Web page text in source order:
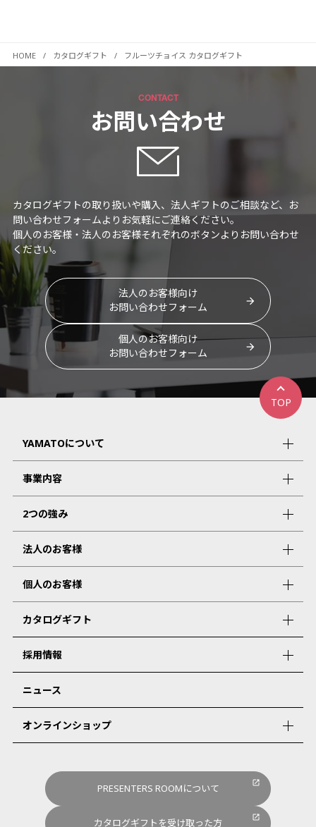
HOME カタログギフト フルーツチョイス カタログギフト
CONTACT
お問い合わせ
カタログギフトの取り扱いや購入、法人ギフトのご相談など、お
問い合わせフォームよりお気軽にご連絡ください。
個人のお客様・法人のお客様それぞれのボタンよりお問い合わせ
ください。
法人のお客様向け
お問い合わせフォーム
個人のお客様向け
お問い合わせフォーム
TOP
YAMATOについて
事業内容
2つの強み
法人のお客様
個人のお客様
カタログギフト
採用情報
ニュース
オンラインショップ
PRESENTERS ROOMについて
カタログギフトを受け取った方